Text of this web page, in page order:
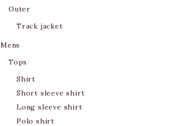
Outer
Track jacket
Mens
Tops
Shirt
Short sleeve shirt
Long sleeve shirt
Polo shirt